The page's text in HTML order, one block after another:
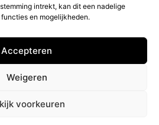
intrekt, kan dit een nadelige
en mogelijkheden.
Accepteren
Weigeren
voorkeuren